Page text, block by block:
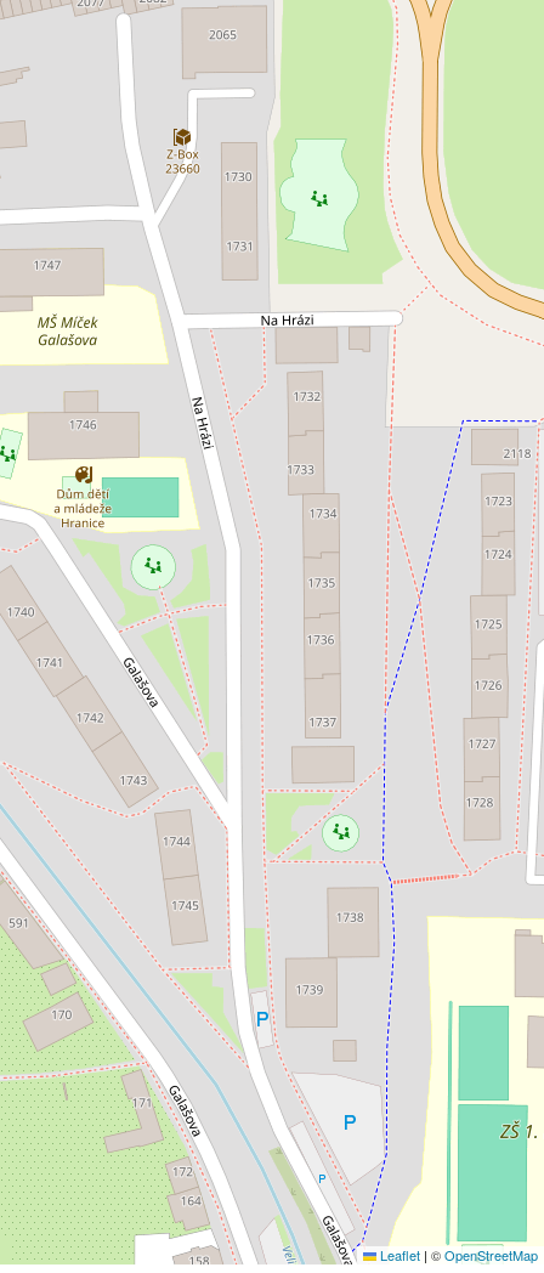
Leaflet | ©OpenStreetMap